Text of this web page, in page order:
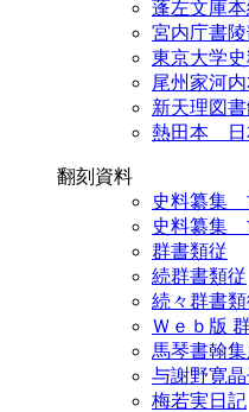
蓬左文庫
宮内庁書
東京大学
尾州家河
新天理図
熱田本 日
翻刻資料
史料纂集
史料纂集
群書類従
続群書類従
続々群書類
Ｗｅｂ版
馬琴書翰
与謝野寛
梅若実日記